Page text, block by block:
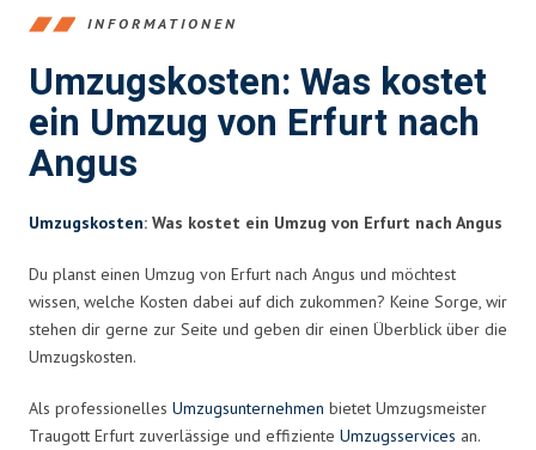
INFORMATIONEN
Umzugskosten: Was kostet
ein Umzug von Erfurt nach
Angus
Umzugskosten: Was kostet ein Umzug von Erfurt nach Angus
Du planst einen Umzug von Erfurt nach Angus und möchtest
wissen, welche Kosten dabei auf dich zukommen? Keine Sorge, wir
stehen dir gerne zur Seite und geben dir einen Überblick über die
Umzugskosten.
Als professionelles Umzugsunternehmen bietet Umzugsmeister
Traugott Erfurt zuverlässige und effiziente Umzugsservices an.